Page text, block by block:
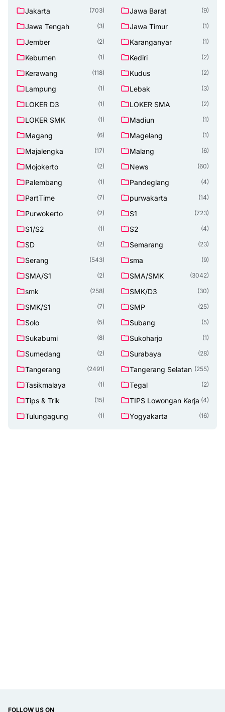
Jakarta (703) Jawa Barat (9)
Jawa Tengah (3) Jawa Timur (1)
Jember (2) Karanganyar (1)
Kebumen (1) Kediri (2)
Kerawang (118) Kudus (2)
Lampung (1) Lebak (3)
LOKER D3 (1) LOKER SMA (2)
LOKER SMK (1) Madiun (1)
Magang (6) Magelang (1)
Majalengka (17) Malang (6)
Mojokerto (2) News (60)
Palembang (1) Pandeglang (4)
PartTime (7) purwakarta (14)
Purwokerto (2) S1 (723)
S1/S2 (1) S2 (4)
SD (2) Semarang (23)
Serang (543) sma (9)
SMA/S1 (2) SMA/SMK (3042)
smk (258) SMK/D3 (30)
SMK/S1 (7) SMP (25)
Solo (5) Subang (5)
Sukabumi (8) Sukoharjo (1)
Sumedang (2) Surabaya (28)
Tangerang (2491) Tangerang Selatan (255)
Tasikmalaya (1) Tegal (2)
Tips & Trik (15) TIPS Lowongan Kerja (4)
Tulungagung (1) Yogyakarta (16)
FOLLOW US ON